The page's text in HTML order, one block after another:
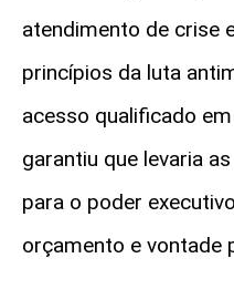
atendimento de crise
princípios da luta
acesso qualificado
garantiu que levaria
para o poder
orçamento e vontade